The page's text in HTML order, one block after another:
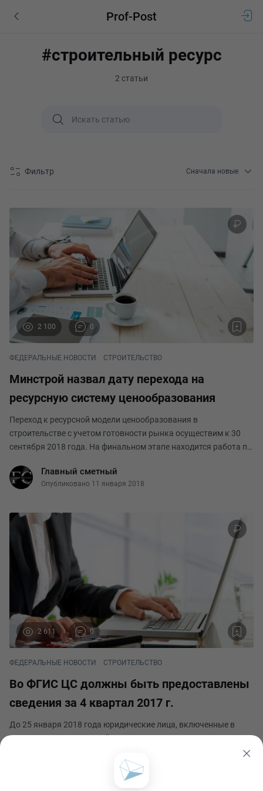
Prof-Post
#строительный ресурс
2 статьи
Фильтр Сначала новые
2 100 0
ФЕДЕРАЛЬНЫЕ НОВОСТИ СТРОИТЕЛЬСТВО
Минстрой назвал дату перехода на
ресурсную систему ценообразования
Переход к ресурсной модели ценообразования в
строительстве с учетом готовности рынка осуществим к 30
сентября 2018 года. На финальном этапе находится работа по
перейти к ресурсной модели. Об этом рассказ
Главный сметный
Опубликовано 11 января 2018
2 611 0
ФЕДЕРАЛЬНЫЕ НОВОСТИ СТРОИТЕЛЬСТВО
Во ФГИС ЦС должны быть предоставлены
сведения за 4 квартал 2017 г.
До 25 января 2018 года юридические лица, включенные в
перечень производителей или поставщиков строительных
ЦС, должны направить сведения за 4 квартал 2017 года.
Полный список юридических лиц размещен на сай
Опубликовано 10 января 2018